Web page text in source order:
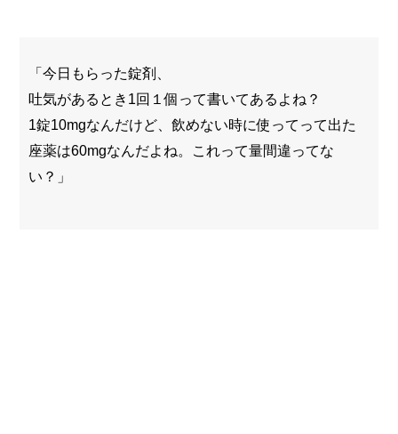
「今日もらった錠剤、
吐気があるとき1回１個って書いてあるよね？
1錠10mgなんだけど、飲めない時に使ってって出た
座薬は60mgなんだよね。これって量間違ってな
い？」